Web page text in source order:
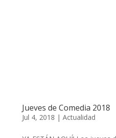
Jueves de Comedia 2018
Jul 4, 2018 | Actualidad